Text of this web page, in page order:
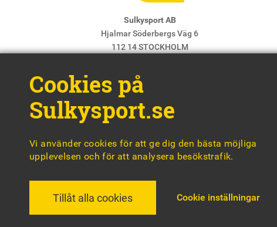
Sulkysport AB
Hjalmar Söderbergs Väg 6
112 14 STOCKHOLM
Chefredaktör & ansvarig utgivare:
Cookies på
Sulkysport.se
Vi använder cookies för att ge dig den bästa möjliga
upplevelsen och för att analysera besökstrafik.
Tillåt alla cookies Cookie inställningar